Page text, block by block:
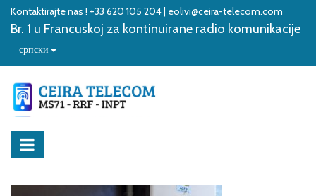
Kontaktirajte nas ! +33 620 105 204 | eolivi@ceira-telecom.com
Br. 1 u Francuskoj za kontinuirane radio komunikacije
српски